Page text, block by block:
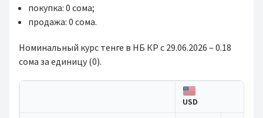
покупка: 0 сома;
продажа: 0 сома.
Номинальный курс тенге в НБ КР с 29.06.2026 – 0.18
сома за единицу (0).
USD